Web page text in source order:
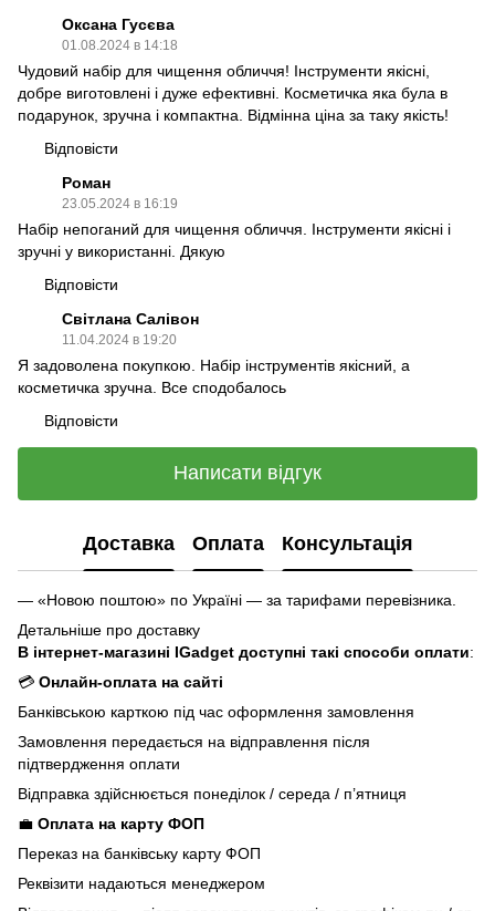
Оксана Гусєва
01.08.2024 в 14:18
Чудовий набір для чищення обличчя! Інструменти якісні,
добре виготовлені і дуже ефективні. Косметичка яка була в
подарунок, зручна і компактна. Відмінна ціна за таку якість!
Відповісти
Роман
23.05.2024 в 16:19
Набір непоганий для чищення обличчя. Інструменти якісні і
зручні у використанні. Дякую
Відповісти
Світлана Салівон
11.04.2024 в 19:20
Я задоволена покупкою. Набір інструментів якісний, а
косметичка зручна. Все сподобалось
Відповісти
Написати відгук
Доставка Оплата Консультація
— «Новою поштою» по Україні — за тарифами перевізника.
Детальніше про доставку
В інтернет-магазині IGadget доступні такі способи оплати:
💳 Онлайн-оплата на сайті
Банківською карткою під час оформлення замовлення
Замовлення передається на відправлення після
підтвердження оплати
Відправка здійснюється понеділок / середа / п’ятниця
💼 Оплата на карту ФОП
Переказ на банківську карту ФОП
Реквізити надаються менеджером